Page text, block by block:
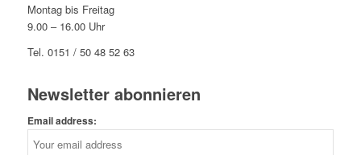
Montag bis Freitag
9.00 – 16.00 Uhr
Tel. 0151 / 50 48 52 63
Newsletter abonnieren
Email address: